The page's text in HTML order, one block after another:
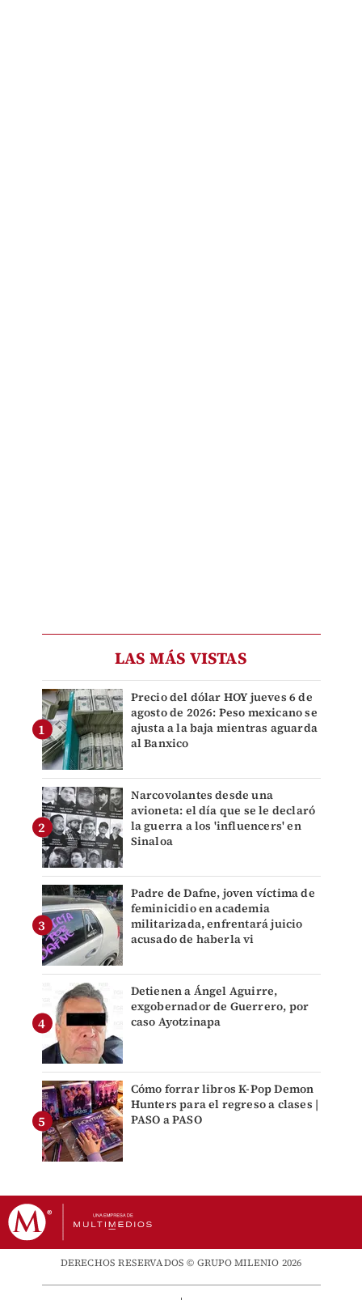
LAS MÁS VISTAS
Precio del dólar HOY jueves 6 de
agosto de 2026: Peso mexicano se
ajusta a la baja mientras aguarda
al Banxico
Narcovolantes desde una
avioneta: el día que se le declaró
la guerra a los 'influencers' en
Sinaloa
Padre de Dafne, joven víctima de
feminicidio en academia
militarizada, enfrentará juicio
acusado de haberla vi
Detienen a Ángel Aguirre,
exgobernador de Guerrero, por
caso Ayotzinapa
Cómo forrar libros K-Pop Demon
Hunters para el regreso a clases |
PASO a PASO
DERECHOS RESERVADOS © GRUPO MILENIO 2026